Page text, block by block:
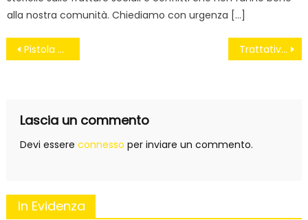
alla nostra comunità. Chiediamo con urgenza […]
Navigazione
Pistola alla tempia Trattativa, da oggi lo Stato processa se stesso
Lascia un commento
Devi essere connesso per inviare un commento.
In Evidenza